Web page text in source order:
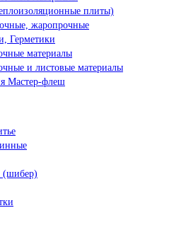
плиты)
жаропрочные
Герметики
материалы
и листовые материалы
Мастер-флеш
(шибер)